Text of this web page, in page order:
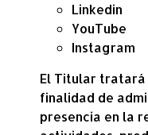
Linkedin
YouTube
Instagram
El Titular tratará
finalidad de
presencia en la